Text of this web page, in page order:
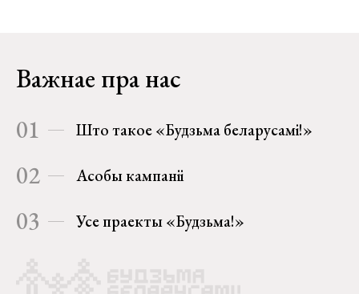
Важнае пра нас
01 Што такое «Будзьма беларусамі!»
02 Асобы кампаніі
03 Усе праекты «Будзьма!»